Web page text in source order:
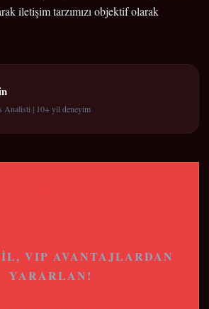
iletişim tarzımızı objektif olarak
Analisti | 10+ yil deneyim
VIP AVANTAJLARDAN
YARARLAN!